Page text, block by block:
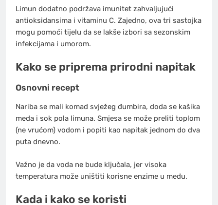
Limun dodatno podržava imunitet zahvaljujući
antioksidansima i vitaminu C. Zajedno, ova tri sastojka
mogu pomoći tijelu da se lakše izbori sa sezonskim
infekcijama i umorom.
Kako se priprema prirodni napitak
Osnovni recept
Nariba se mali komad svježeg đumbira, doda se kašika
meda i sok pola limuna. Smjesa se može preliti toplom
(ne vrućom) vodom i popiti kao napitak jednom do dva
puta dnevno.
Važno je da voda ne bude ključala, jer visoka
temperatura može uništiti korisne enzime u medu.
Kada i kako se koristi